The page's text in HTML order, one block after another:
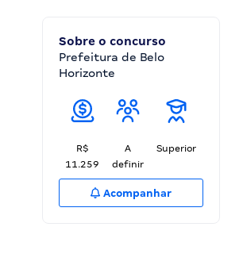
Sobre o concurso
Prefeitura de Belo
Horizonte
R$
11.259
A
definir
Superior
Acompanhar